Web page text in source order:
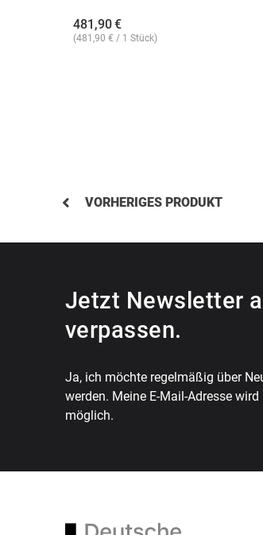
481,90€
(481,90 € / 1 Stück)
VORHERIGES PRODUKT
Jetzt Newsletter
verpassen.
Ja, ich möchte regelmäßig über
werden. Meine E-Mail-Adresse
möglich.